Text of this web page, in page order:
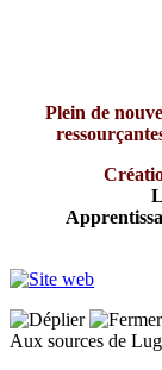
Plein de
Aux sources de